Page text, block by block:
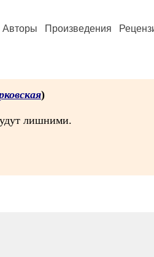
Авторы Произведения
)
лишними.